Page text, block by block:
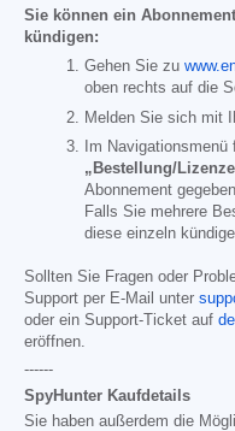
Sie können ein
kündigen:
Gehen Sie zu
oben rechts auf die
Melden Sie sich mit
Im
„Bestellung/
Abonnement
Falls Sie mehrere
diese einzeln
Sollten Sie Fragen oder
Support per E-Mail unter
oder ein Support-Ticket auf
eröffnen.
------
SpyHunter Kaufdetails
Sie haben außerdem die